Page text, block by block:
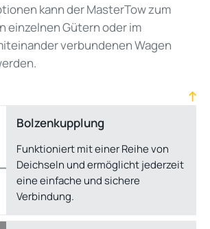
kann derMasterTowzum
einzelnen Gütern oder im
verbundenen Wagen
Bolzen­kupplung
Funktioniert mit einer Reihe von
Deichseln und ermöglicht jederzeit
eine einfache und sichere
Verbindung.